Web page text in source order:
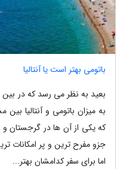
باتومی بهتر است یا آنتالیا
بعید به نظر می رسد که در
به میزان باتومی و آنتالیا
که یکی از آن ها در گرجستان
جزو مفرح ترین و پر امکانات
اما برای سفر کدامشان بهتر...